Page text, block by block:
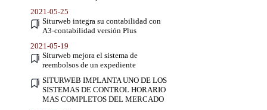
2021-05-25
Siturweb integra su contabilidad con
A3-contabilidad versión Plus
2021-05-19
Siturweb mejora el sistema de
reembolsos de un expediente
SITURWEB IMPLANTA UNO DE LOS
SISTEMAS DE CONTROL HORARIO
MAS COMPLETOS DEL MERCADO